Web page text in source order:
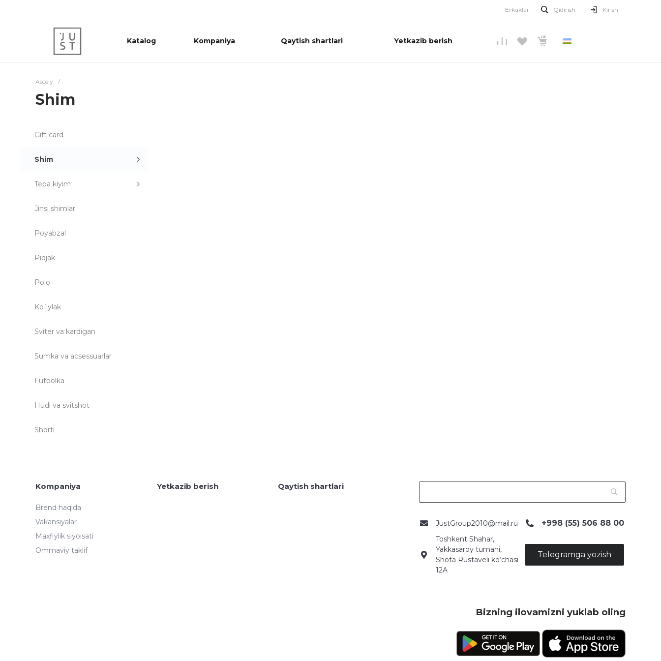
Erkaklar Qidirish Kirish
Katalog Kompaniya Qaytish shartlari Yetkazib berish
Asosiy /
Shim
Gift card
Shim
Tepa kiyim
Jinsi shimlar
Poyabzal
Pidjak
Polo
Ko`ylak
Sviter va kardigan
Sumka va acsessuarlar
Futbolka
Hudi va svitshot
Shorti
Kompaniya
Brend haqida
Vakansiyalar
Maxfiylik siyoisati
Ommaviy taklif
Yetkazib berish Qaytish shartlari
JustGroup2010@mail.ru +998 (55) 506 88 00
Toshkent Shahar,
Yakkasaroy tumani,
Shota Rustaveli ko‘chasi
12A
Telegramga yozish
Bizning ilovamizni yuklab oling